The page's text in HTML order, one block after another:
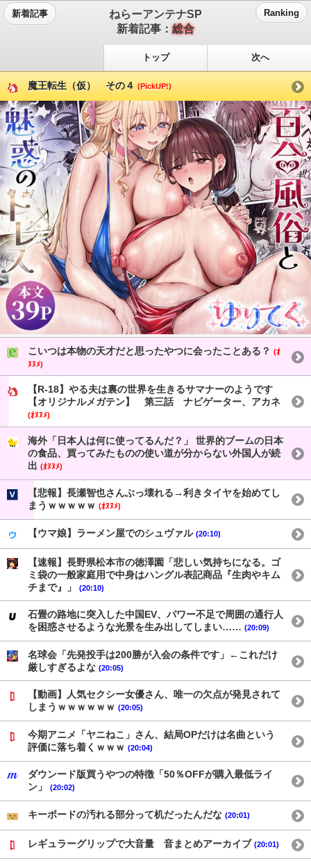
新着記事
ねらーアンテナSP
新着記事：総合
Ranking
トップ 次へ
魔王転生（仮） その４ (PickUP!)
こいつは本物の天才だと思ったやつに会ったことある？ (ｵ
ﾇﾇﾒ)
【R-18】やる夫は裏の世界を生きるサマナーのようです
【オリジナルメガテン】 第三話 ナビゲーター、アカネ
(ｵﾇﾇﾒ)
海外「日本人は何に使ってるんだ？」 世界的ブームの日本
の食品、買ってみたものの使い道が分からない外国人が続
出 (ｵﾇﾇﾒ)
【悲報】長瀬智也さんぶっ壊れる→利きタイヤを始めてし
まうｗｗｗｗｗ (ｵﾇﾇﾒ)
【ウマ娘】ラーメン屋でのシュヴァル (20:10)
【速報】長野県松本市の徳澤園「悲しい気持ちになる。ゴ
ミ袋の一般家庭用で中身はハングル表記商品『生肉やキム
チまで』」
(20:10)
石畳の路地に突入した中国EV、パワー不足で周囲の通行人
を困惑させるような光景を生み出してしまい…… (20:09)
名球会「先発投手は200勝が入会の条件です」←これだけ
厳しすぎるよな (20:05)
【動画】人気セクシー女優さん、唯一の欠点が発見されて
しまうｗｗｗｗｗｗ (20:05)
今期アニメ「ヤニねこ」さん、結局OPだけは名曲という
評価に落ち着くｗｗｗ (20:04)
ダウンード版買うやつの特徴「50％OFFが購入最低ライ
ン」
(20:02)
キーボードの汚れる部分って机だったんだな (20:01)
レギュラーグリップで大音量 音まとめアーカイブ (20:01)